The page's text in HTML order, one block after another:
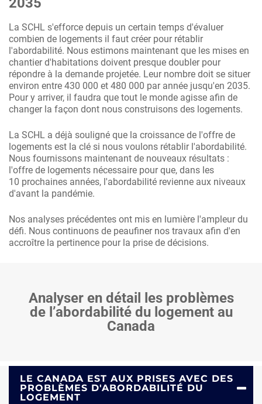
La SCHL s'efforce depuis un certain temps d'évaluer
combien de logements il faut créer pour rétablir
l'abordabilité. Nous estimons maintenant que les mises en
chantier d'habitations doivent presque doubler pour
répondre à la demande projetée. Leur nombre doit se situer
environ entre 430 000 et 480 000 par année jusqu'en 2035.
Pour y arriver, il faudra que tout le monde agisse afin de
changer la façon dont nous construisons des logements.
La SCHL a déjà souligné que la croissance de l'offre de
logements est la clé si nous voulons rétablir l'abordabilité.
Nous fournissons maintenant de nouveaux résultats :
l'offre de logements nécessaire pour que, dans les
10 prochaines années, l'abordabilité revienne aux niveaux
d'avant la pandémie.
Nos analyses précédentes ont mis en lumière l'ampleur du
défi. Nous continuons de peaufiner nos travaux afin d'en
accroître la pertinence pour la prise de décisions.
Analyser en détail les problèmes
de l’abordabilité du logement au
Canada
LE CANADA EST AUX PRISES AVEC DES
PROBLÈMES D'ABORDABILITÉ DU
LOGEMENT